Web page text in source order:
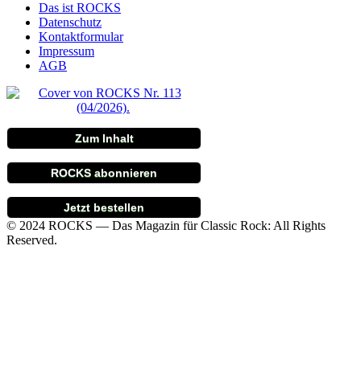
Das ist ROCKS
Datenschutz
Kontaktformular
Impressum
AGB
Zum Inhalt
ROCKS abonnieren
Jetzt bestellen
© 2024 ROCKS — Das Magazin für Classic Rock: All Rights
Reserved.